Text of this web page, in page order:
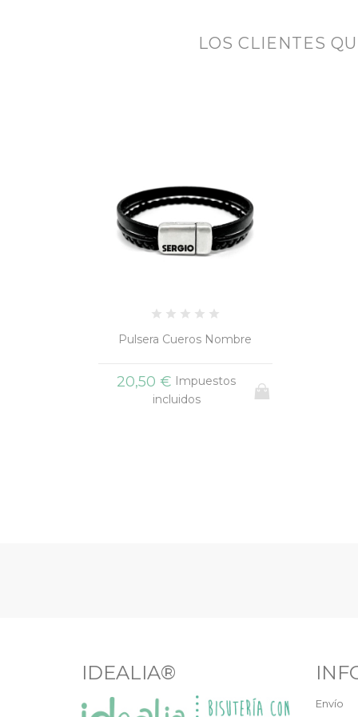
LOS CLIENTES
Pulsera Cueros Nombre
20,50 € Impuestos
incluidos
IDEALIA®
Envío